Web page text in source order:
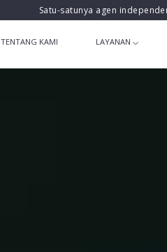
Satu-satunya agen
TENTANG KAMI LAYANAN